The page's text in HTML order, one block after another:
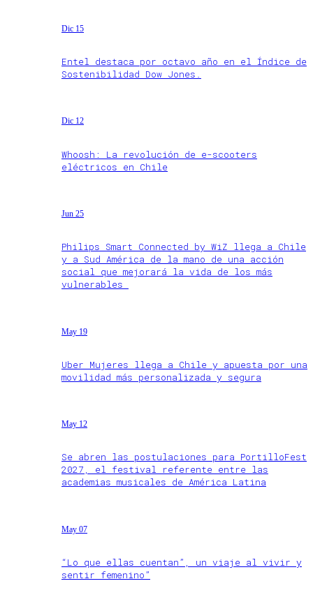
Dic 15
Entel destaca por octavo año en el Índice de
Sostenibilidad Dow Jones.
Dic 12
Whoosh: La revolución de e-scooters
eléctricos en Chile
Jun 25
Philips Smart Connected by WiZ llega a Chile
y a Sud América de la mano de una acción
social que mejorará la vida de los más
vulnerables
May 19
Uber Mujeres llega a Chile y apuesta por una
movilidad más personalizada y segura
May 12
Se abren las postulaciones para PortilloFest
2027, el festival referente entre las
academias musicales de América Latina
May 07
“Lo que ellas cuentan”, un viaje al vivir y
sentir femenino”